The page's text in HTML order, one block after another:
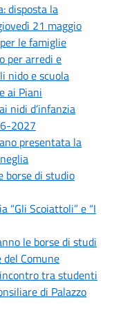
disposta la
21 maggio
le famiglie
per arredi e
nido e scuola
ai Piani
nidi d’infanzia
2027
presentata la
borse di studio
“Gli Scoiattoli” e “I
le borse di studi
Comune
tra studenti
di Palazzo